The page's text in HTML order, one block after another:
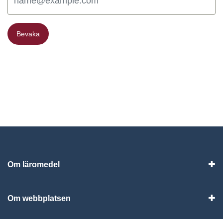
Bevaka
Bevaka
Om läromedel
Om webbplatsen